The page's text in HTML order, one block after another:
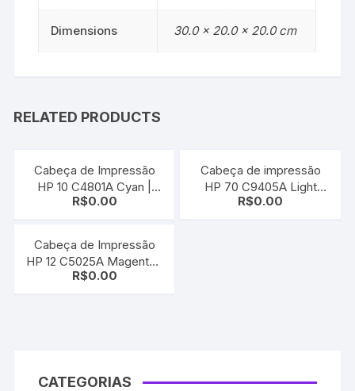
Dimensions 30.0 × 20.0 × 20.0 cm
RELATED PRODUCTS
Cabeça de Impressão
HP 10 C4801A Cyan |
2000C | 2500C
R$0.00
Cabeça de impressão
HP 70 C9405A Light
Magenta | Light Cyan |
R$0.00
Cabeça de Impressão
HP 12 C5025A Magenta |
HP 3000
R$0.00
CATEGORIAS